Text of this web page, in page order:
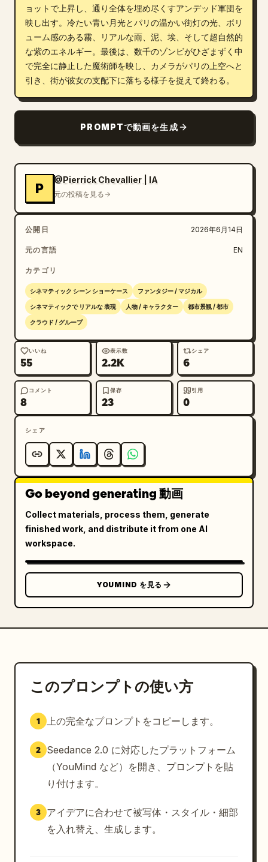
ョットで上昇し、通り全体を埋め尽くすアンデッド軍団を
映し出す。冷たい青い月光とパリの温かい街灯の光、ボリ
ューム感のある霧、リアルな雨、泥、埃、そして超自然的
な紫のエネルギー。最後は、数千のゾンビがひざまずく中
で完全に静止した魔術師を映し、カメラがパリの上空へと
引き、街が彼女の支配下に落ちる様子を捉えて終わる。
PROMPTで動画を生成
P
@Pierrick Chevallier | IA
元の投稿を見る
公開日 2026年6月14日
元の言語 EN
カテゴリ
シネマティック シーン ショーケース ファンタジー / マジカル
シネマティックで リアルな 表現 人物 / キャラクター 都市景観 / 都市
クラウド / グループ
いいね
55
表示数
2.2K
シェア
6
コメント
8
保存
23
引用
0
シェア
Go beyond generating 動画
Collect materials, process them, generate
finished work, and distribute it from one AI
workspace.
YOUMIND を見る
このプロンプトの使い方
1 上の完全なプロンプトをコピーします。
2
Seedance 2.0 に対応したプラットフォーム
（YouMind など）を開き、プロンプトを貼
り付けます。
3
アイデアに合わせて被写体・スタイル・細部
を入れ替え、生成します。